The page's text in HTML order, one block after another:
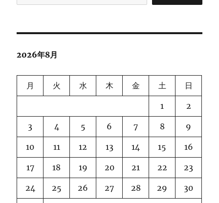
2026年8月
月 火 水 木 金 土 日
1 2
3 4 5 6 7 8 9
10 11 12 13 14 15 16
17 18 19 20 21 22 23
24 25 26 27 28 29 30